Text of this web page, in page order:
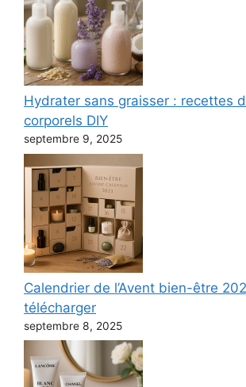
Hydrater sans graisser : recettes
corporels DIY
septembre 9, 2025
Calendrier de l’Avent bien-être
télécharger
septembre 8, 2025